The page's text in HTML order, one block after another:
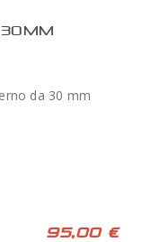
da 30 mm
95,00 €